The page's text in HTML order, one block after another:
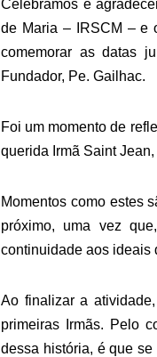
Celebramos e
de Maria – IRSCM – e
comemorar as datas
Fundador, Pe. Gailhac.
Foi um momento de
querida Irmã Saint
Momentos como estes
próximo, uma vez
continuidade aos ideais
Ao finalizar a
primeiras Irmãs. Pelo
dessa história, é que